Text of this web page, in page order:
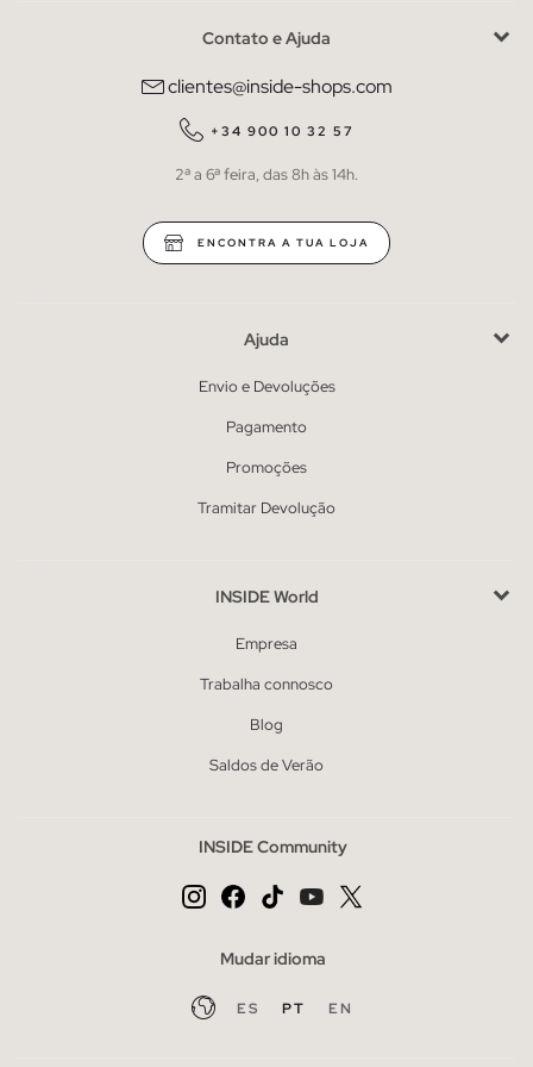
Contato e Ajuda
clientes@inside-shops.com
+34 900 10 32 57
2ª a 6ª feira, das 8h às 14h.
ENCONTRA A TUA LOJA
Ajuda
Envio e Devoluções
Pagamento
Promoções
Tramitar Devolução
INSIDE World
Empresa
Trabalha connosco
Blog
Saldos de Verão
INSIDE Community
Mudar idioma
ES PT EN